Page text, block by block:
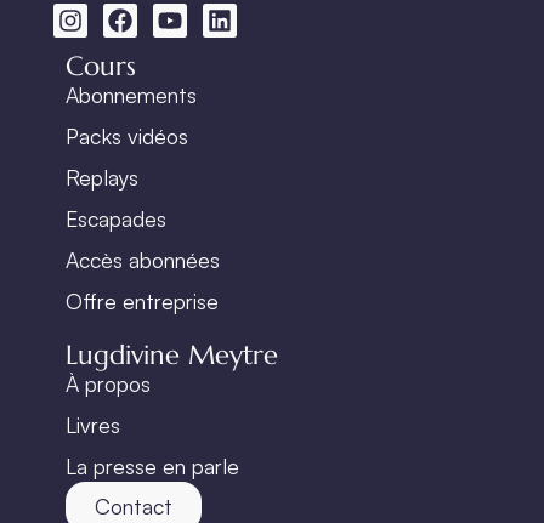
Cours
Abonnements
Packs vidéos
Replays
Escapades
Accès abonnées
Offre entreprise
Lugdivine Meytre
À propos
Livres
La presse en parle
Contact